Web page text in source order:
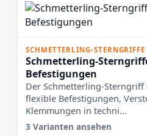
SCHMETTERLING-STERNGRIFFE
Schmetterling-
Befestigungen
Der Schmetterling-
flexible Befestigungen,
Klemmungen in techni...
3 Varianten ansehen